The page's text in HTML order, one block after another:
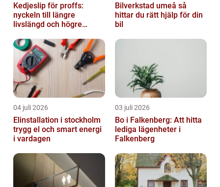
Kedjeslip för proffs:
nyckeln till längre
livslängd och högre
Bilverkstad umeå så
hittar du rätt hjälp för din
bil
04 juli 2026
Elinstallation i stockholm
trygg el och smart energi
i vardagen
03 juli 2026
Bo i Falkenberg: Att hitta
lediga lägenheter i
Falkenberg